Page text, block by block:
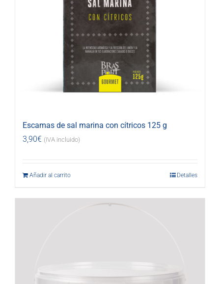
Escamas de sal marina con cítricos 125 g
3,90€ (IVA incluido)
Añadir al carrito Detalles